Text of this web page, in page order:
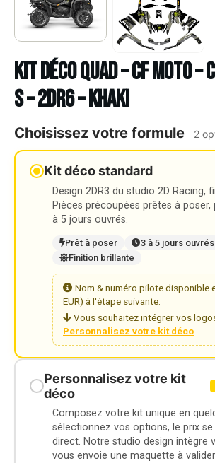
Kit déco Quad – CF MOTO –
S – 2DR6 – KHAKI
Choisissez votre formule 2
Kit déco standard
Design 2DR3 du studio 2D Racing,
Pièces précoupées prêtes à
à 5 jours ouvrés.
Prêt à poser
3 à 5 jours ouvrés
Finition brillante
Nom & numéro pilote disponible
EUR) à l'étape suivante.
Vous souhaitez intégrer vos
Personnalisez votre kit déco
Personnalisez votre kit
déco
Composez votre kit unique en
sélectionnez vos options, le prix
direct. Notre studio design intègre
vous envoie une maquette à